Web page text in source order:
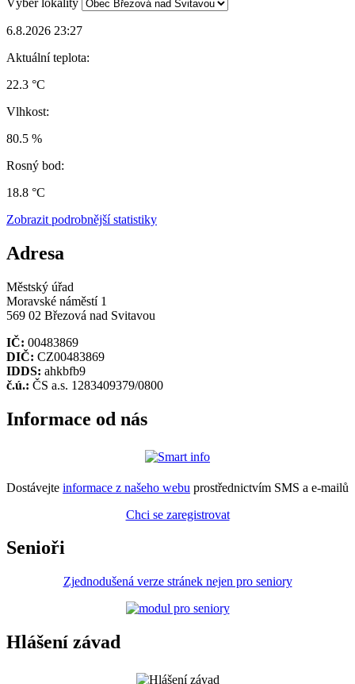
Výběr lokality
6.8.2026 23:27
Aktuální teplota:
22.3 °C
Vlhkost:
80.5 %
Rosný bod:
18.8 °C
Zobrazit podrobnější statistiky
Adresa
Městský úřad
Moravské náměstí 1
569 02 Březová nad Svitavou
IČ: 00483869
DIČ: CZ00483869
IDDS: ahkbfb9
č.ú.: ČS a.s. 1283409379/0800
Informace od nás
Dostávejte informace z našeho webu prostřednictvím SMS a e-mailů
Chci se zaregistrovat
Senioři
Zjednodušená verze stránek nejen pro seniory
Hlášení závad